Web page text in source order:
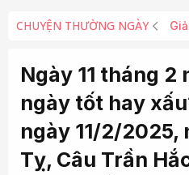
CHUYỆN THƯỜNG NGÀY
Ngày 11 tháng 2
ngày tốt hay
ngày 11/2/2025,
Tỵ, Câu Trần